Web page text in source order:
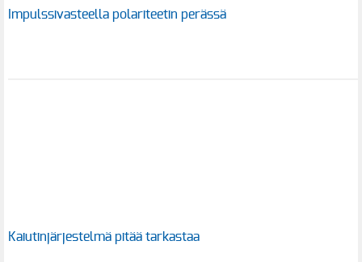
Impulssivasteella polariteetin perässä
Kaiutinjärjestelmä pitää tarkastaa